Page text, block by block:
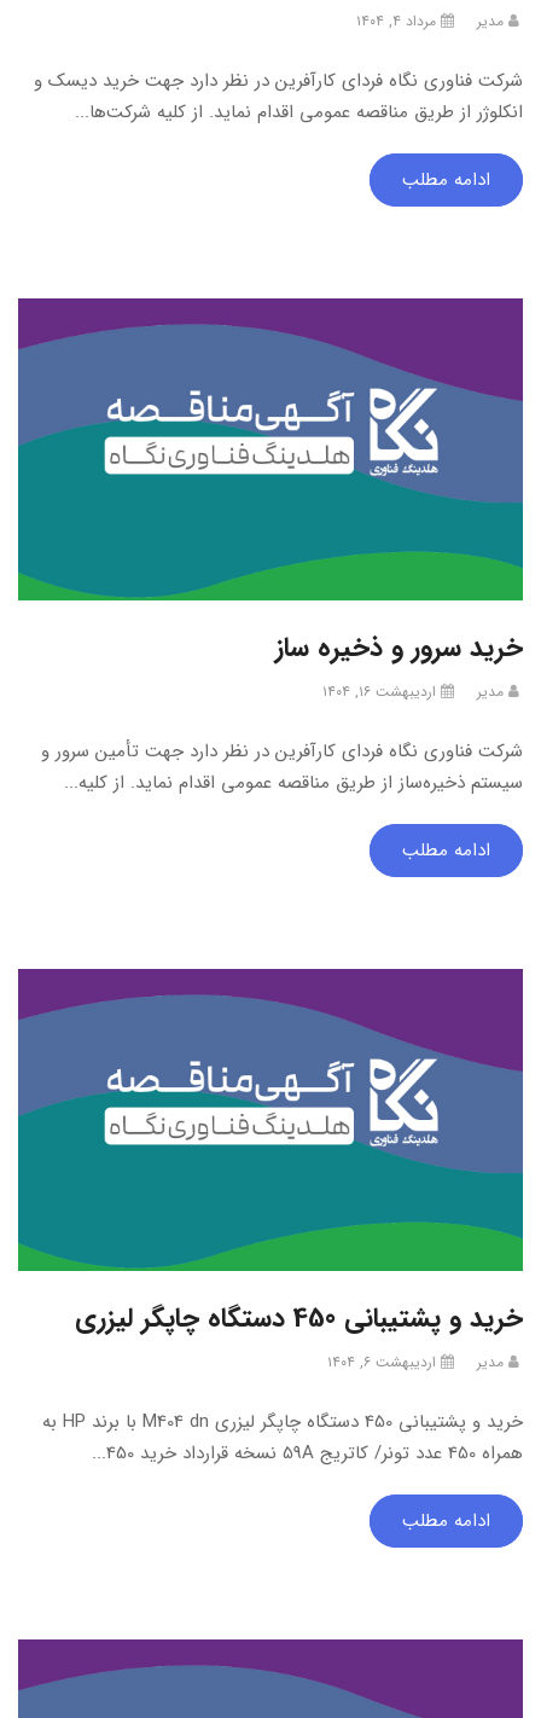
مدیر مرداد ۴, ۱۴۰۴
شرکت فناوری نگاه فردای کارآفرین در نظر دارد جهت خرید دیسک و
انکلوژر از طریق مناقصه عمومی اقدام نماید. از کلیه شرکت‌ها...
ادامه مطلب
خرید سرور و ذخیره ساز
مدیر اردیبهشت ۱۶, ۱۴۰۴
شرکت فناوری نگاه فردای کارآفرین در نظر دارد جهت تأمین سرور و
سیستم ذخیره‌ساز از طریق مناقصه عمومی اقدام نماید. از کلیه...
ادامه مطلب
خرید و پشتیبانی 450 دستگاه چاپگر لیزری
مدیر اردیبهشت ۶, ۱۴۰۴
خرید و پشتیبانی 450 دستگاه چاپگر لیزری M404 dn با برند HP به
همراه 450 عدد تونر/ کاتریج 59A نسخه قرارداد خرید 450...
ادامه مطلب